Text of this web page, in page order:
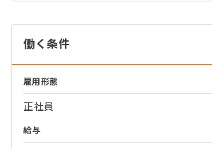
働く条件
雇用形態
正社員
給与